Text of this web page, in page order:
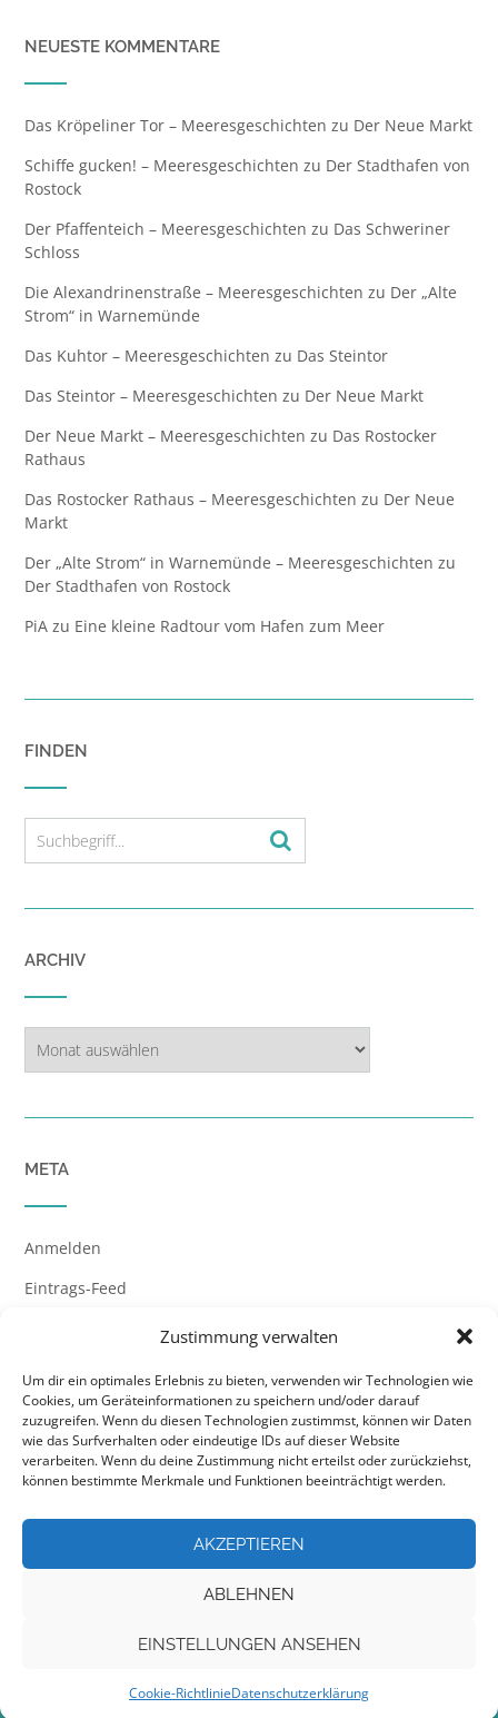
Zustimmung verwalten
Um dir ein optimales Erlebnis zu bieten, verwenden wir Technologien wie
Cookies, um Geräteinformationen zu speichern und/oder darauf
zuzugreifen. Wenn du diesen Technologien zustimmst, können wir Daten
wie das Surfverhalten oder eindeutige IDs auf dieser Website
verarbeiten. Wenn du deine Zustimmung nicht erteilst oder zurückziehst,
können bestimmte Merkmale und Funktionen beeinträchtigt werden.
AKZEPTIEREN
ABLEHNEN
EINSTELLUNGEN ANSEHEN
Cookie-RichtlinieDatenschutzerklärung
NEUESTE KOMMENTARE
Das Kröpeliner Tor – Meeresgeschichten zu Der Neue Markt
Schiffe gucken! – Meeresgeschichten zu Der Stadthafen von
Rostock
Der Pfaffenteich – Meeresgeschichten zu Das Schweriner
Schloss
Die Alexandrinenstraße – Meeresgeschichten zu Der „Alte
Strom“ in Warnemünde
Das Kuhtor – Meeresgeschichten zu Das Steintor
Das Steintor – Meeresgeschichten zu Der Neue Markt
Der Neue Markt – Meeresgeschichten zu Das Rostocker
Rathaus
Das Rostocker Rathaus – Meeresgeschichten zu Der Neue
Markt
Der „Alte Strom“ in Warnemünde – Meeresgeschichten zu
Der Stadthafen von Rostock
PiA zu Eine kleine Radtour vom Hafen zum Meer
FINDEN
ARCHIV
META
Anmelden
Eintrags-Feed